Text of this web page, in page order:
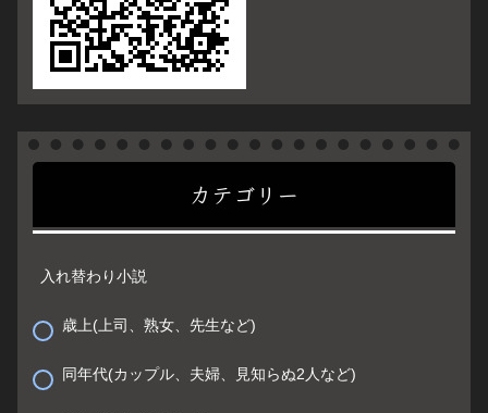
カテゴリー
入れ替わり小説
歳上(上司、熟女、先生など)
同年代(カップル、夫婦、見知らぬ2人など)